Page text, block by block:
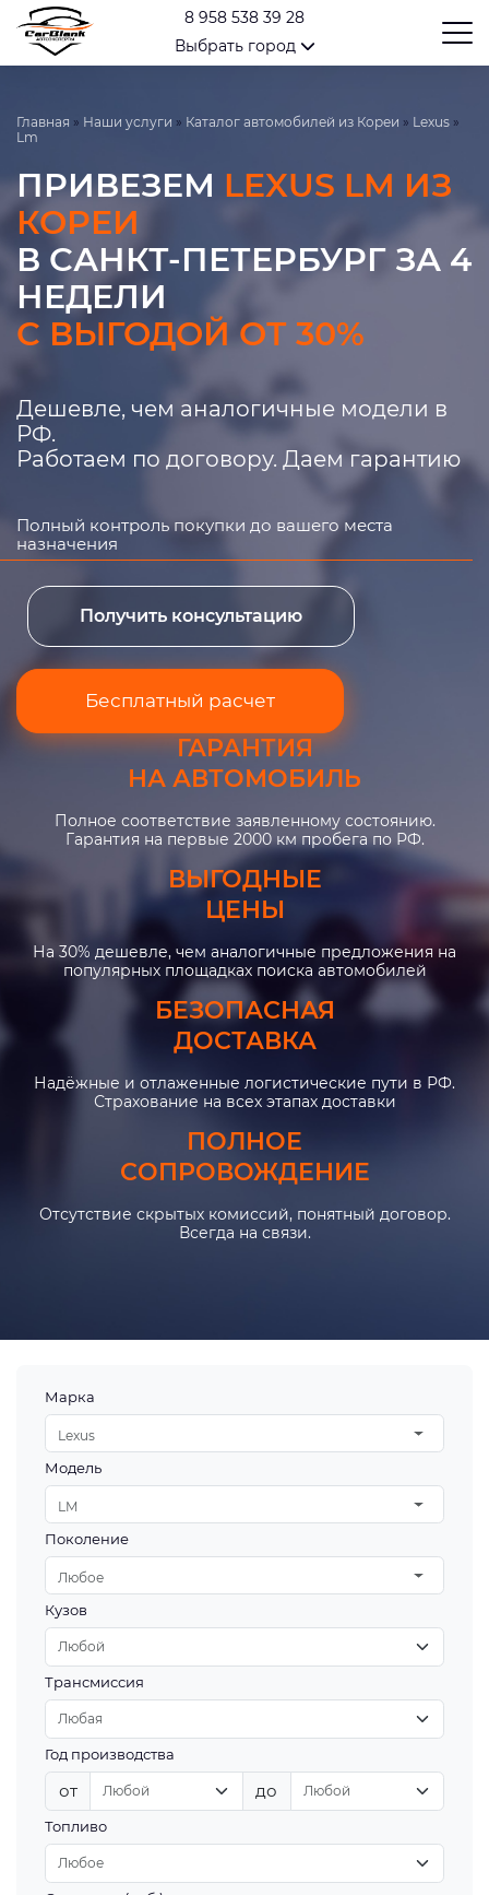
8 958 538 39 28
Выбрать город
Главная » Наши услуги » Каталог автомобилей из Кореи » Lexus »
Lm
ПРИВЕЗЕМ LEXUS LM ИЗ
КОРЕИ
В САНКТ-ПЕТЕРБУРГ ЗА 4
НЕДЕЛИ
С ВЫГОДОЙ ОТ 30%
Дешевле, чем аналогичные модели в
РФ.
Работаем по договору. Даем гарантию
Полный контроль покупки до вашего места
назначения
Получить консультацию
Бесплатный расчет
ГАРАНТИЯ
НА АВТОМОБИЛЬ
Полное соответствие заявленному состоянию.
Гарантия на первые 2000 км пробега по РФ.
ВЫГОДНЫЕ
ЦЕНЫ
На 30% дешевле, чем аналогичные предложения на
популярных площадках поиска автомобилей
БЕЗОПАСНАЯ
ДОСТАВКА
Надёжные и отлаженные логистические пути в РФ.
Страхование на всех этапах доставки
ПОЛНОЕ
СОПРОВОЖДЕНИЕ
Отсутствие скрытых комиссий, понятный договор.
Всегда на связи.
Марка
Lexus
Модель
LM
Поколение
Любое
Кузов
Трансмиссия
Год производства
от до
Топливо